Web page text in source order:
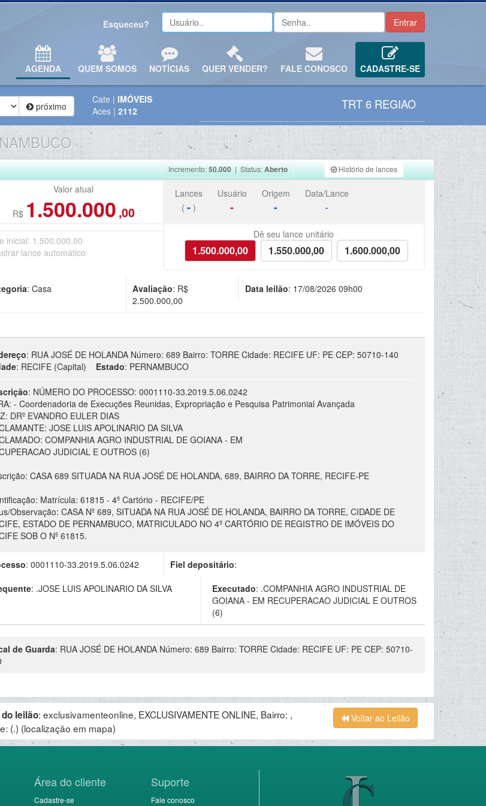
Esqueceu?
AGENDA QUEM SOMOS NOTÍCIAS QUER VENDER? FALE CONOSCO CADASTRE-SE
próximo
Cate | IMÓVEIS
Aces | 2112 TRT 6 REGIAO
Incremento:50.000 | Status:Aberto Histório de lances
Valor atual
R$ 1.500.000 ,00
Lances
( -)
Usuário
-
Origem
-
Data/Lance
-
inicial: 1.500.000,00
lance automático
Dê seu lance unitário
: Casa Avaliação: R$
2.500.000,00
Data leilão: 17/08/2026 09h00
: RUA JOSÉ DE HOLANDA Número: 689 Bairro: TORRE Cidade: RECIFE UF: PE CEP: 50710-140
: RECIFE (Capital) Estado: PERNAMBUCO
: NÚMERO DO PROCESSO: 0001110-33.2019.5.06.0242
- Coordenadoria de Execuções Reunidas, Expropriação e Pesquisa Patrimonial Avançada
DRº EVANDRO EULER DIAS
JOSE LUIS APOLINARIO DA SILVA
COMPANHIA AGRO INDUSTRIAL DE GOIANA - EM
JUDICIAL E OUTROS (6)
CASA 689 SITUADA NA RUA JOSÉ DE HOLANDA, 689, BAIRRO DA TORRE, RECIFE-PE
Matrícula: 61815 - 4º Cartório - RECIFE/PE
Observação: CASA Nº 689, SITUADA NA RUA JOSÉ DE HOLANDA, BAIRRO DA TORRE, CIDADE DE
ESTADO DE PERNAMBUCO, MATRICULADO NO 4º CARTÓRIO DE REGISTRO DE IMÓVEIS DO
SOB O Nº 61815.
: 0001110-33.2019.5.06.0242 Fiel depositário:
: .JOSE LUIS APOLINARIO DA SILVA Executado: .COMPANHIA AGRO INDUSTRIAL DE
GOIANA - EM RECUPERACAO JUDICIAL E OUTROS
(6)
de Guarda: RUA JOSÉ DE HOLANDA Número: 689 Bairro: TORRE Cidade: RECIFE UF: PE CEP: 50710-
leilão: exclusivamenteonline, EXCLUSIVAMENTE ONLINE, Bairro: ,
(.) (localização em mapa)
Voltar ao Leilão
Área do cliente
Cadastre-se
Suporte
Fale conosco